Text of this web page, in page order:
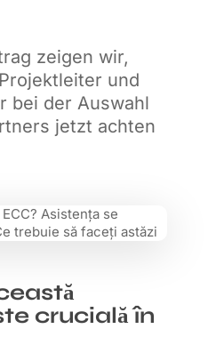
zeigen wir,
und
bei der Auswahl
jetzt achten
crucială în